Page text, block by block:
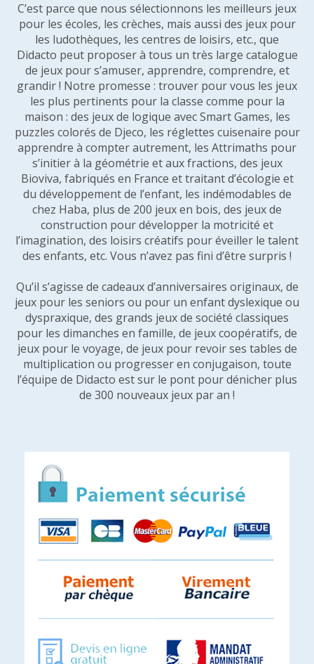
C’est parce que nous sélectionnons les meilleurs jeux
pour les écoles, les crèches, mais aussi des jeux pour
les ludothèques, les centres de loisirs, etc., que
Didacto peut proposer à tous un très large catalogue
de jeux pour s’amuser, apprendre, comprendre, et
grandir ! Notre promesse : trouver pour vous les jeux
les plus pertinents pour la classe comme pour la
maison : des jeux de logique avec Smart Games, les
puzzles colorés de Djeco, les réglettes cuisenaire pour
apprendre à compter autrement, les Attrimaths pour
s’initier à la géométrie et aux fractions, des jeux
Bioviva, fabriqués en France et traitant d’écologie et
du développement de l’enfant, les indémodables de
chez Haba, plus de 200 jeux en bois, des jeux de
construction pour développer la motricité et
l’imagination, des loisirs créatifs pour éveiller le talent
des enfants, etc. Vous n’avez pas fini d’être surpris !
Qu’il s’agisse de cadeaux d’anniversaires originaux, de
jeux pour les seniors ou pour un enfant dyslexique ou
dyspraxique, des grands jeux de société classiques
pour les dimanches en famille, de jeux coopératifs, de
jeux pour le voyage, de jeux pour revoir ses tables de
multiplication ou progresser en conjugaison, toute
l’équipe de Didacto est sur le pont pour dénicher plus
de 300 nouveaux jeux par an !